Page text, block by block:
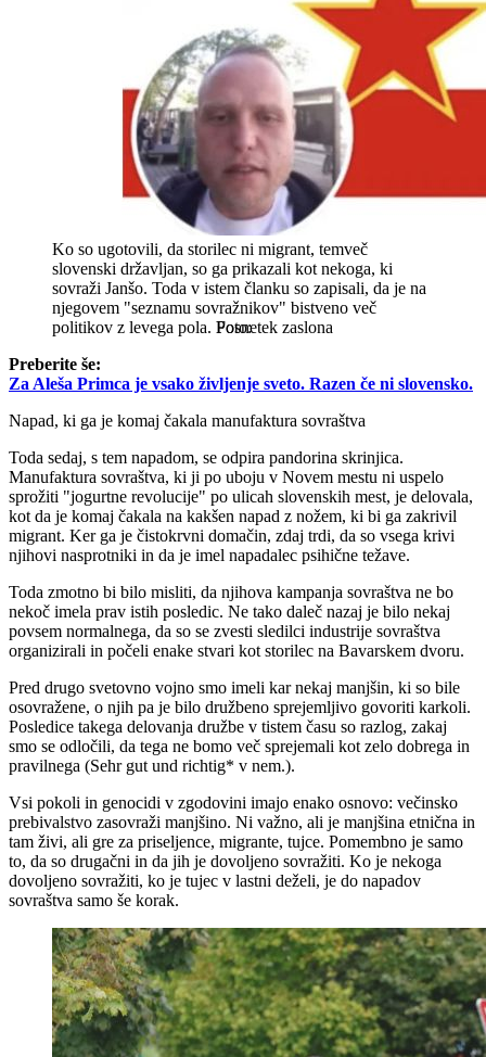
Ko so ugotovili, da storilec ni migrant, temveč
slovenski državljan, so ga prikazali kot nekoga, ki
sovraži Janšo. Toda v istem članku so zapisali, da je na
njegovem "seznamu sovražnikov" bistveno več
politikov z levega pola. Posnetek zaslona
Preberite še:
Za Aleša Primca je vsako življenje sveto. Razen če ni slovensko.
Napad, ki ga je komaj čakala manufaktura sovraštva
Toda sedaj, s tem napadom, se odpira pandorina skrinjica.
Manufaktura sovraštva, ki ji po uboju v Novem mestu ni uspelo
sprožiti "jogurtne revolucije" po ulicah slovenskih mest, je delovala,
kot da je komaj čakala na kakšen napad z nožem, ki bi ga zakrivil
migrant. Ker ga je čistokrvni domačin, zdaj trdi, da so vsega krivi
njihovi nasprotniki in da je imel napadalec psihične težave.
Toda zmotno bi bilo misliti, da njihova kampanja sovraštva ne bo
nekoč imela prav istih posledic. Ne tako daleč nazaj je bilo nekaj
povsem normalnega, da so se zvesti sledilci industrije sovraštva
organizirali in počeli enake stvari kot storilec na Bavarskem dvoru.
Pred drugo svetovno vojno smo imeli kar nekaj manjšin, ki so bile
osovražene, o njih pa je bilo družbeno sprejemljivo govoriti karkoli.
Posledice takega delovanja družbe v tistem času so razlog, zakaj
smo se odločili, da tega ne bomo več sprejemali kot zelo dobrega in
pravilnega (Sehr gut und richtig* v nem.).
Vsi pokoli in genocidi v zgodovini imajo enako osnovo: večinsko
prebivalstvo zasovraži manjšino. Ni važno, ali je manjšina etnična in
tam živi, ali gre za priseljence, migrante, tujce. Pomembno je samo
to, da so drugačni in da jih je dovoljeno sovražiti. Ko je nekoga
dovoljeno sovražiti, ko je tujec v lastni deželi, je do napadov
sovraštva samo še korak.